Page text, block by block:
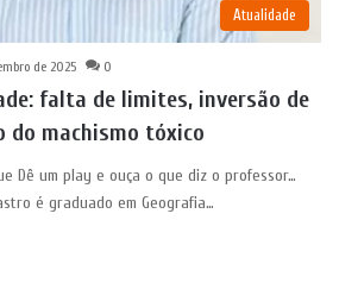
Atualidade
de 2025 0
falta de limites, inversão de
do machismo tóxico
Dê um play e ouça o que diz o professor…
é graduado em Geografia…